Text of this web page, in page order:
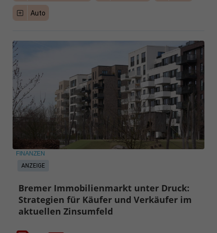
Auto
ANZEIGE
FINANZEN
Bremer Immobilienmarkt unter Druck:
Strategien für Käufer und Verkäufer im
aktuellen Zinsumfeld